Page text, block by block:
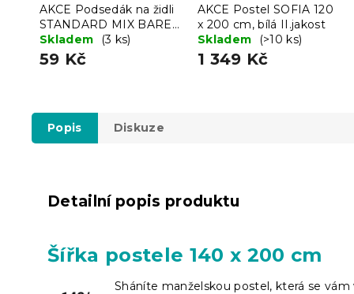
AKCE Podsedák na židli
STANDARD MIX BAREV
II. jakost
Skladem (3 ks)
59 Kč
AKCE Postel SOFIA 120
x 200 cm, bílá II.jakost
Skladem
(>10 ks)
1 349 Kč
Popis Diskuze
Detailní popis produktu
Šířka postele 140 x 200 cm
Sháníte manželskou postel, která se